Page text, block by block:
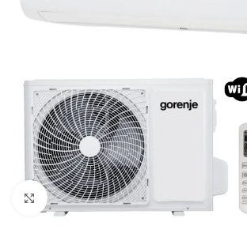
Натисніть, щоб збільшити